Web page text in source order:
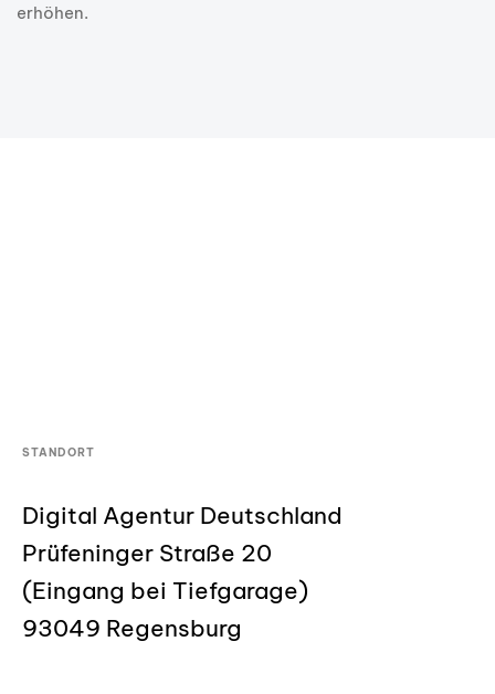
erhöhen.
STANDORT
Digital Agentur Deutschland
Prüfeninger Straße 20
(Eingang bei Tiefgarage)
93049 Regensburg